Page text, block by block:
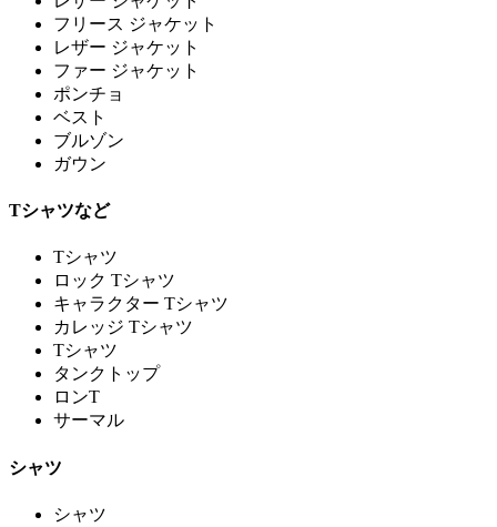
フリース ジャケット
レザー ジャケット
ファー ジャケット
ポンチョ
ベスト
ブルゾン
ガウン
Tシャツなど
Tシャツ
ロック Tシャツ
キャラクター Tシャツ
カレッジ Tシャツ
Tシャツ
タンクトップ
ロンT
サーマル
シャツ
シャツ